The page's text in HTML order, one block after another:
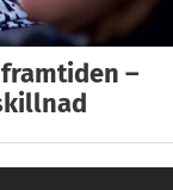
–